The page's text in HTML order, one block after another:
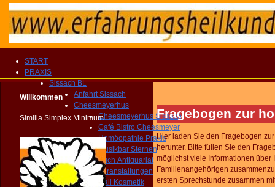
START
PRAXIS
Sissach BL
Anfahrt Sissach
Cheesmeyerhus
Cheesmeyerhus Sissach
Café Bistro Cheesmeyer
Homöopathie Praxis
Musikbar Sternen
Buch Antiquariat
Veranstaltungen
Nail Kosmetik
Willkommen
Similia Simplex Minimum Fragebogen zur
Hier laden Sie den Fragebogen
herunter. Bitte füllen Sie den
möglichst viele Informationen
Familienangehörigen
ersten Sprechstunde zusammen